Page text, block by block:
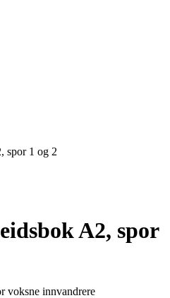
spor 1 og 2
A2, spor
voksne innvandrere